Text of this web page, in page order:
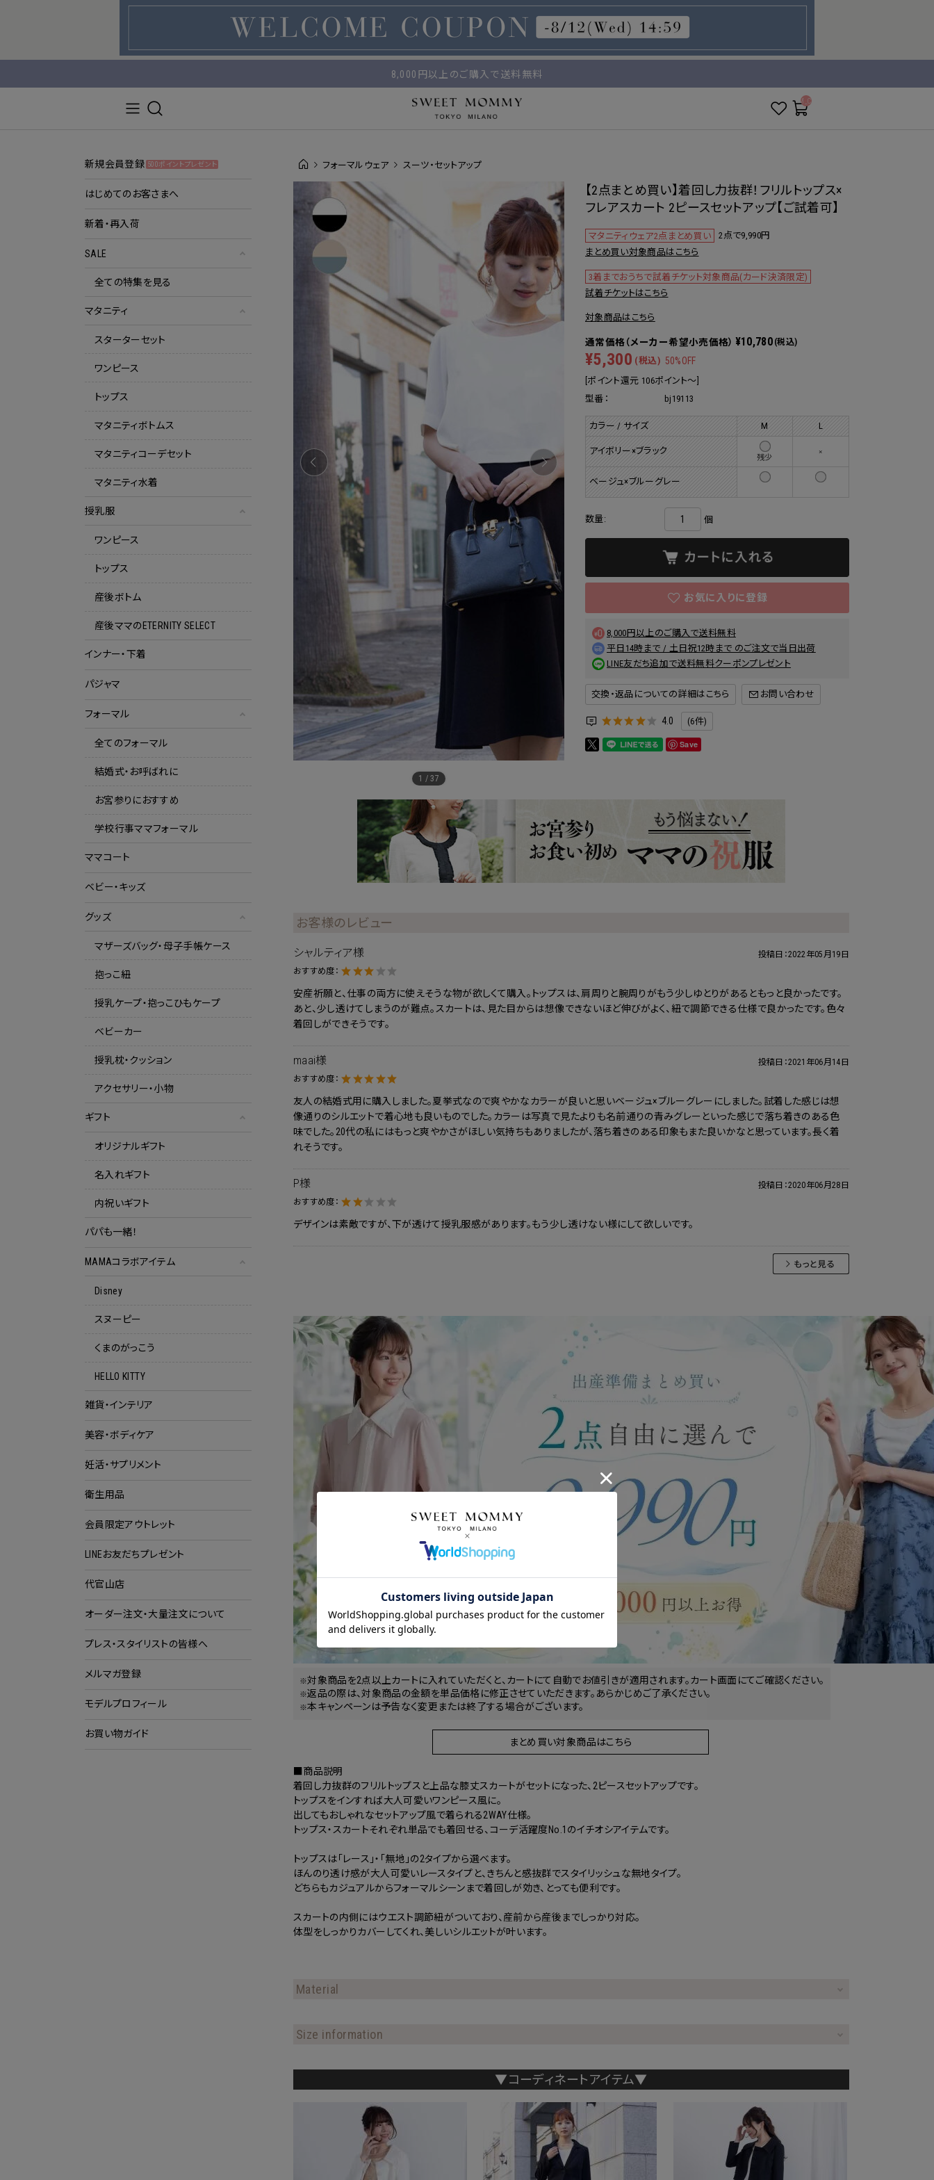
マタニティウェア・授乳服のスウィートマミー
8,000円以上のご購入で送料無料
平日14時 / 土日祝12時まで のご注文で当日出荷！ __ITM_CNT__
フォーマルウェア スーツ・セットアップ
1 /37
【2点まとめ買い】着回し力抜群！フリルトップス×
フレアスカート 2ピースセットアップ【ご試着可】
マタニティウェア2点まとめ買い
2点で9,990円
まとめ買い対象商品はこちら
3着までおうちで試着チケット対象商品(カード決済限定)
試着チケットはこちら
対象商品はこちら
¥10,780 (税込)
¥5,300 (税込) 50%OFF
[ポイント還元 106ポイント～]
型番：
bj19113
カラー / サイズ M L
アイボリー×ブラック
残少
×
ベージュ×ブルーグレー
数量: 個
8,000円以上のご購入で送料無料
平日14時まで / 土日祝12時まで のご注文で当日出荷
LINE友だち追加で送料無料クーポンプレゼント
交換・返品についての詳細はこちら
4.0 (6件)
Save
お客様のレビュー
シャルティア様 投稿日：2022年05月19日
おすすめ度：
安産祈願と、仕事の両方に使えそうな物が欲しくて購入。トップスは、肩周りと腕周りがもう少しゆとりがあるともっと良かったです。
あと、少し透けてしまうのが難点。スカートは、見た目からは想像できないほど伸びがよく、紐で調節できる仕様で良かったです。色々
着回しができそうです。
maai様 投稿日：2021年06月14日
おすすめ度：
友人の結婚式用に購入しました。夏挙式なので爽やかなカラーが良いと思いベージュ×ブルーグレーにしました。試着した感じは想
像通りのシルエットで着心地も良いものでした。カラーは写真で見たよりも名前通りの青みグレーといった感じで落ち着きのある色
味でした。20代の私にはもっと爽やかさがほしい気持ちもありましたが、落ち着きのある印象もまた良いかなと思っています。長く着
れそうです。
P様 投稿日：2020年06月28日
おすすめ度：
デザインは素敵ですが、下が透けて授乳服感があります。もう少し透けない様にして欲しいです。
対象商品を2点以上カートに入れていただくと、カートにて自動でお値引きが適用されます。カート画面にてご確認ください。
返品の際は、対象商品の金額を単品価格に修正させていただきます。あらかじめご了承ください。
本キャンペーンは予告なく変更または終了する場合がございます。
まとめ買い対象商品はこちら
■商品説明
着回し力抜群のフリルトップスと上品な膝丈スカートがセットになった、2ピースセットアップです。
トップスをインすれば大人可愛いワンピース風に。
出してもおしゃれなセットアップ風で着られる2WAY仕様。
トップス・スカートそれぞれ単品でも着回せる、コーデ活躍度No.1のイチオシアイテムです。
トップスは「レース」・「無地」の2タイプから選べます。
ほんのり透け感が大人可愛いレースタイプと、きちんと感抜群でスタイリッシュな無地タイプ。
どちらもカジュアルからフォーマルシーンまで着回しが効き、とっても便利です。
スカートの内側にはウエスト調節紐がついており、産前から産後までしっかり対応。
体型をしっかりカバーしてくれ、美しいシルエットが叶います。
Material
Size information
▼コーディネートアイテム▼
新規会員登録 500ポイントプレゼント
はじめてのお客さまへ
新着・再入荷
SALE
全ての特集を見る
マタニティ
スターターセット
ワンピース
トップス
マタニティボトムス
マタニティコーデセット
マタニティ水着
授乳服
ワンピース
トップス
産後ボトム
産後ママのETERNITY SELECT
インナー・下着
パジャマ
フォーマル
全てのフォーマル
結婚式・お呼ばれに
お宮参りにおすすめ
学校行事ママフォーマル
ママコート
ベビー・キッズ
グッズ
マザーズバッグ・母子手帳ケース
抱っこ紐
授乳ケープ・抱っこひもケープ
ベビーカー
授乳枕・クッション
アクセサリー・小物
ギフト
オリジナルギフト
名入れギフト
内祝いギフト
パパも一緒！
MAMAコラボアイテム
Disney
スヌーピー
くまのがっこう
HELLO KITTY
雑貨・インテリア
美容・ボディケア
妊活・サプリメント
衛生用品
会員限定アウトレット
LINEお友だちプレゼント
代官山店
オーダー注文・大量注文について
プレス・スタイリストの皆様へ
メルマガ登録
モデルプロフィール
お買い物ガイド
クーポンコードをコピーしました。
ショッピングカート画面にてご入力ください。
クーポンのご利用には会員登録が必要となります。